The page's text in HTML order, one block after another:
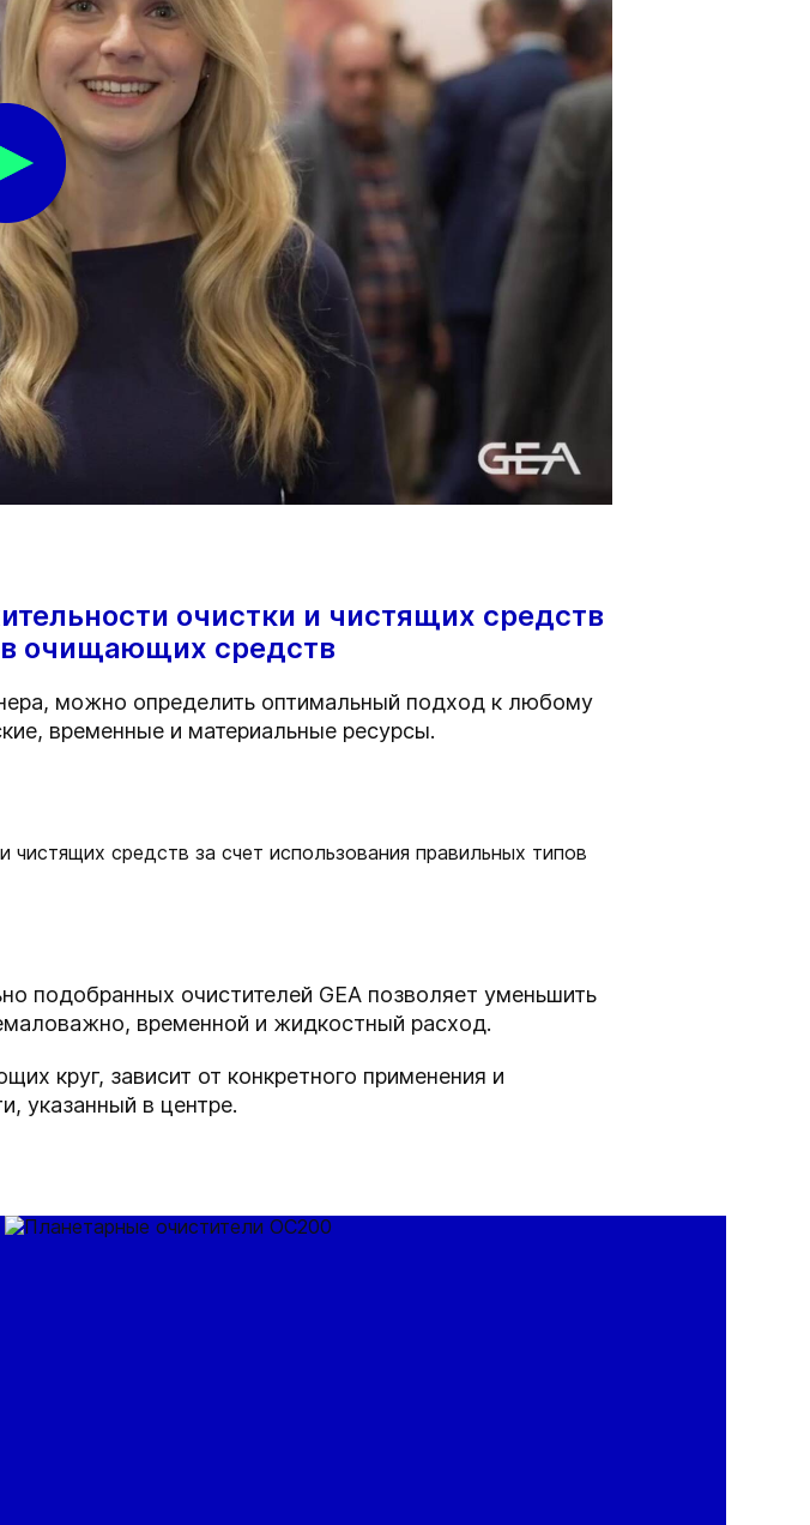
очистки и чистящих средств
очищающих средств
можно определить оптимальный подход к любому
временные и материальные ресурсы.
подобранных очистителей GEA позволяет уменьшить
временной и жидкостный расход.
круг, зависит от конкретного применения и
указанный в центре.